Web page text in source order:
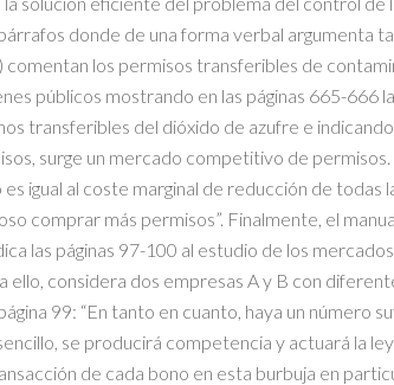
donde de una forma verbal argumenta
comentan los permisos transferibles de
públicos mostrando en las páginas 665-666
transferibles del dióxido de azufre e
surge un mercado competitivo de permisos.
igual al coste marginal de reducción de todas
comprar más permisos”. Finalmente, el
las páginas 97-100 al estudio de los
ello, considera dos empresas A y B con
99: “En tanto en cuanto, haya un número
se producirá competencia y actuará la
de cada bono en esta burbuja en